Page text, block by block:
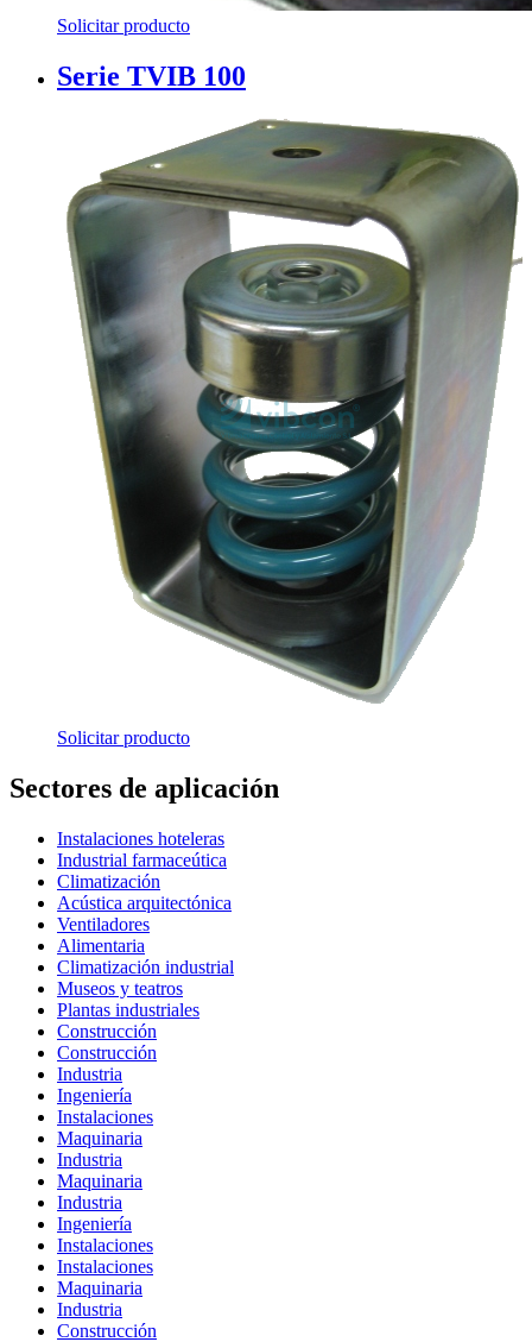
Solicitar producto
Serie TVIB 100
Solicitar producto
Sectores de aplicación
Instalaciones hoteleras
Industrial farmaceútica
Climatización
Acústica arquitectónica
Ventiladores
Alimentaria
Climatización industrial
Museos y teatros
Plantas industriales
Construcción
Construcción
Industria
Ingeniería
Instalaciones
Maquinaria
Industria
Maquinaria
Industria
Ingeniería
Instalaciones
Instalaciones
Maquinaria
Industria
Construcción